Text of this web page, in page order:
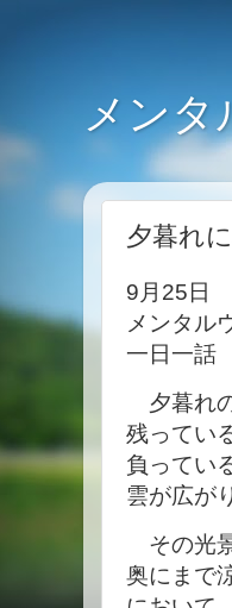
メンタ
夕暮れ
9月25日
メンタル
一日一話
夕暮れ
残ってい
負ってい
雲が広が
その光
奥にまで